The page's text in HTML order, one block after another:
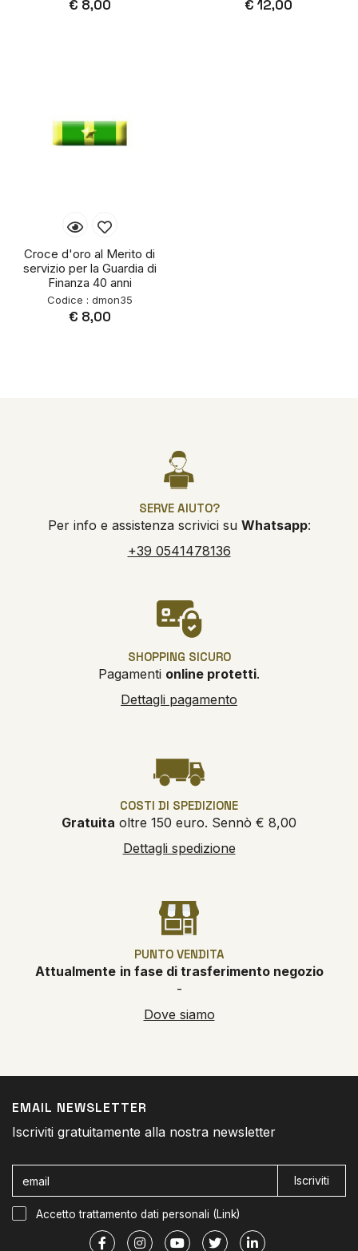
€ 8,00 € 12,00
Croce d'oro al Merito di
servizio per la Guardia di
Finanza 40 anni
Codice : dmon35
€ 8,00
SERVE AIUTO?
Per info e assistenza scrivici su Whatsapp:
+39 0541478136
SHOPPING SICURO
Pagamenti online protetti.
Dettagli pagamento
COSTI DI SPEDIZIONE
Gratuita oltre 150 euro. Sennò € 8,00
Dettagli spedizione
PUNTO VENDITA
Attualmente in fase di trasferimento negozio
-
Dove siamo
EMAIL NEWSLETTER
Iscriviti gratuitamente alla nostra newsletter
Iscriviti
Accetto trattamento dati personali (Link)